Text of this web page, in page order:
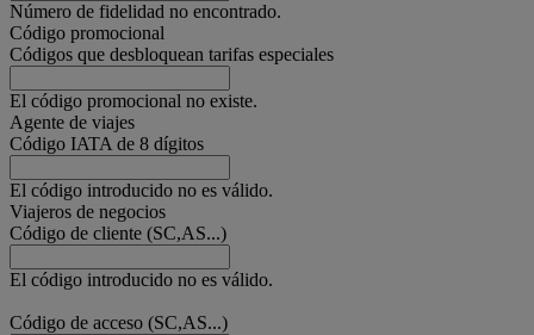
Número de fidelidad no encontrado.
Código promocional
Códigos que desbloquean tarifas especiales
El código promocional no existe.
Agente de viajes
Código IATA de 8 dígitos
El código introducido no es válido.
Viajeros de negocios
Código de cliente (SC,AS...)
El código introducido no es válido.
Código de acceso (SC,AS...)